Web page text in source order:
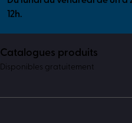
12h.
Catalogues produits
Disponibles gratuitement